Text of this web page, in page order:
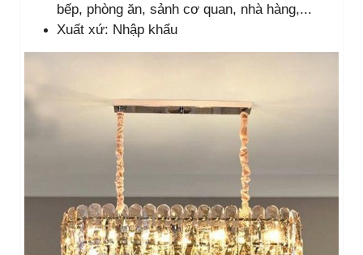
bếp, phòng ăn, sảnh cơ quan, nhà hàng,...
Xuất xứ: Nhập khẩu